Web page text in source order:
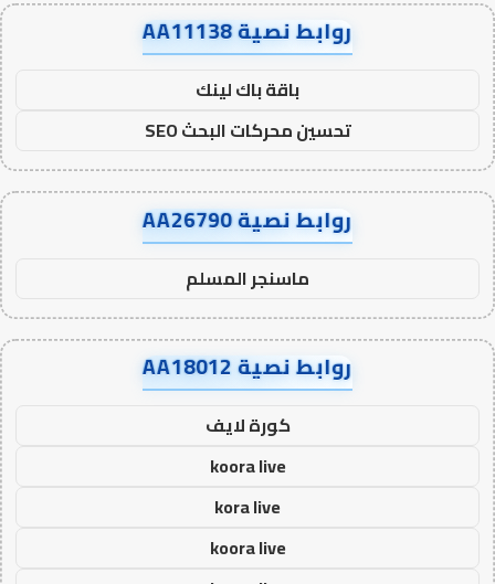
روابط نصية AA11138
باقة باك لينك
تحسين محركات البحث SEO
روابط نصية AA26790
ماسنجر المسلم
روابط نصية AA18012
كورة لايف
koora live
kora live
koora live